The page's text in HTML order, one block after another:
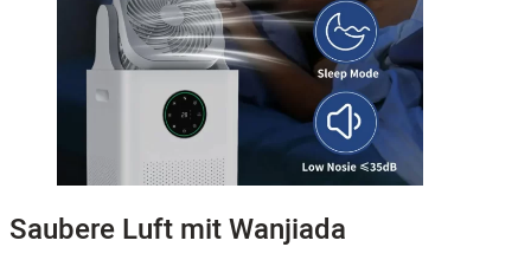
Saubere Luft mit Wanjiada